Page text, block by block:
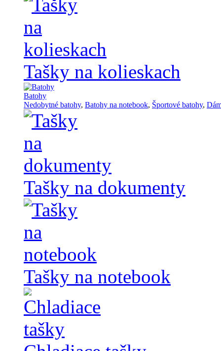
Tašky na kolieskach
Batohy
Nedobytné batohy, Batohy na notebook, Športové batohy,
Tašky na dokumenty
Tašky na notebook